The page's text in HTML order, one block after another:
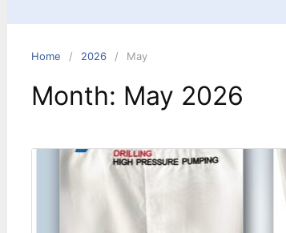
Home 2026 May
Month: May 2026